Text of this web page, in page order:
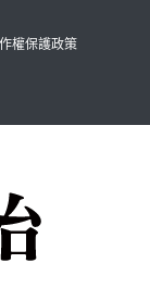
權保護政策